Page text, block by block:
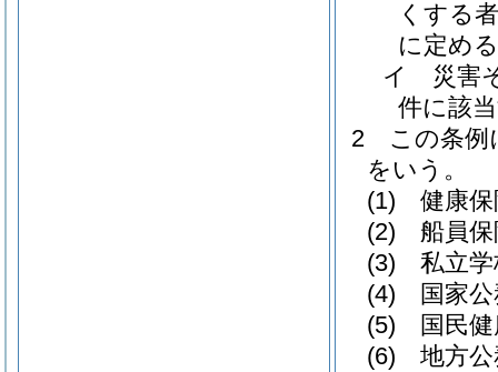
くする
に定め
イ
災害
件に該
2
この条例
をいう。
(1)
健康
(2)
船員
(3)
私立
(4)
国家
(5)
国民
(6)
地方